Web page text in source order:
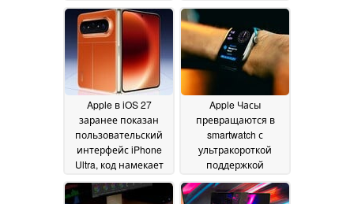
заставить
исключить DMA
June 2026
2026
Apple в iOS 27
заранее показан
пользовательский
интерфейс iPhone
Ultra, код намекает
складывания
Apple Часы
превращаются в
smartwatch с
ультракороткой
поддержкой
веской причины09